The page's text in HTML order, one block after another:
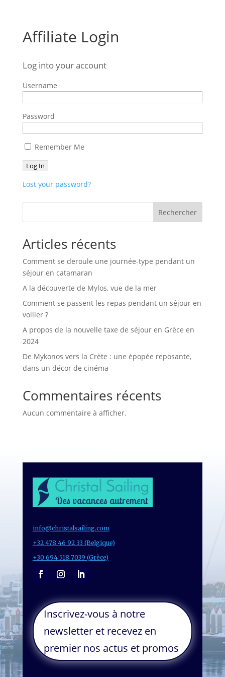
Affiliate Login
Log into your account
Username
Password
Remember Me
Lost your password?
Rechercher
Articles récents
Comment se deroule une journée-type pendant un
séjour en catamaran
A la découverte de Mylos, vue de la mer
Comment se passent les repas pendant un séjour en
voilier ?
A propos de la nouvelle taxe de séjour en Grèce en
2024
De Mykonos vers la Crète : une épopée reposante,
dans un décor de cinéma
Commentaires récents
Aucun commentaire à afficher.
info@christalsailing.com
+32 478 46 92 33 (Belgique)
+30 694 518 7039 (Grèce)
Inscrivez-vous à notre
newsletter et recevez en
premier nos actus et promos